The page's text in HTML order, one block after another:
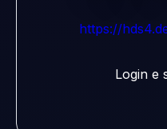
https://
Login e